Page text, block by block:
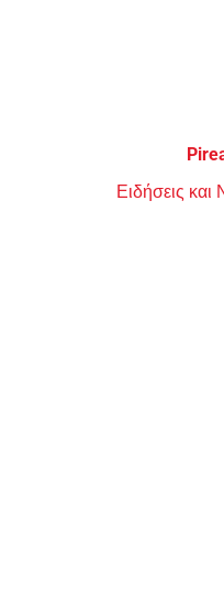
Ειδήσεις και